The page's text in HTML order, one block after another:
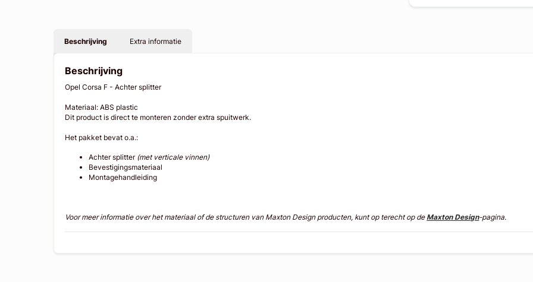
Beschrijving Extra informatie
Beschrijving
Opel Corsa F - Achter splitter
Materiaal: ABS plastic
Dit product is direct te monteren zonder extra spuitwerk.
Het pakket bevat o.a.:
Achter splitter (met verticale vinnen)
Bevestigingsmateriaal
Montagehandleiding
Voor meer informatie over het materiaal of de structuren van Maxton Design producten, kunt op terecht op deMaxton Design-pagina.